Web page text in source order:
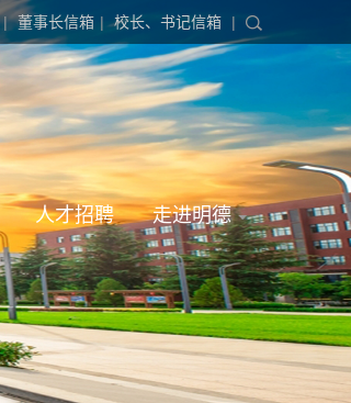
| 董事长信箱 | 校长、书记信箱 |
人才招聘 走进明德